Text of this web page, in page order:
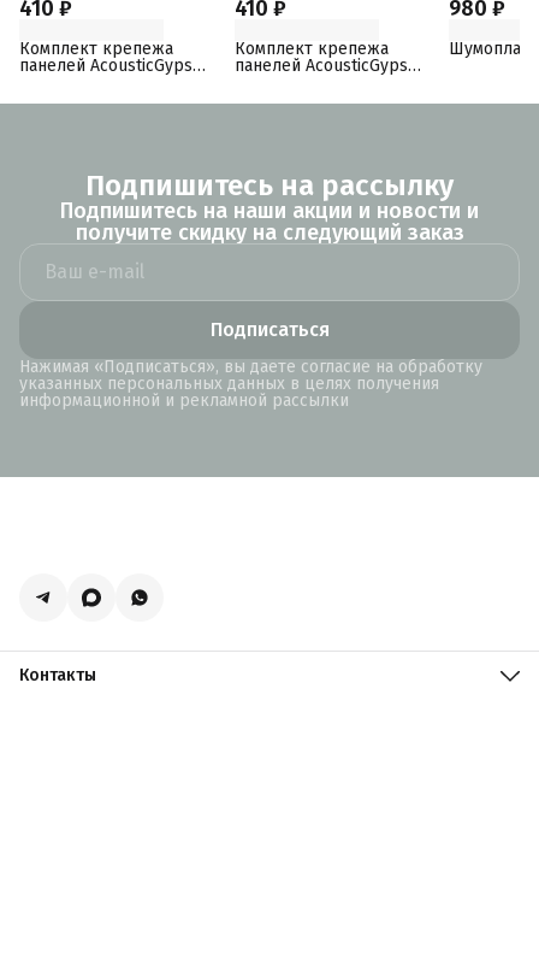
410 ₽
Комплект крепежа
панелей AcousticGyps
410 ₽
Комплект крепежа
панелей AcousticGyps
980 ₽
Подпишитесь на рассылку
Подпишитесь на наши акции и новости и
получите скидку на следующий заказ
Подписаться
Нажимая «Подписаться», вы даете согласие на обработку
указанных персональных данных в целях получения
информационной и рекламной рассылки
Контакты